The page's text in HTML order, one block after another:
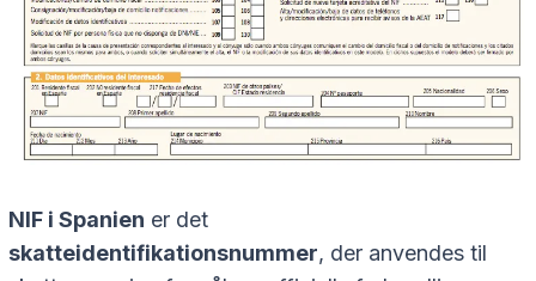
NIF i Spanien er det
skatteidentifikationsnummer, der anvendes til